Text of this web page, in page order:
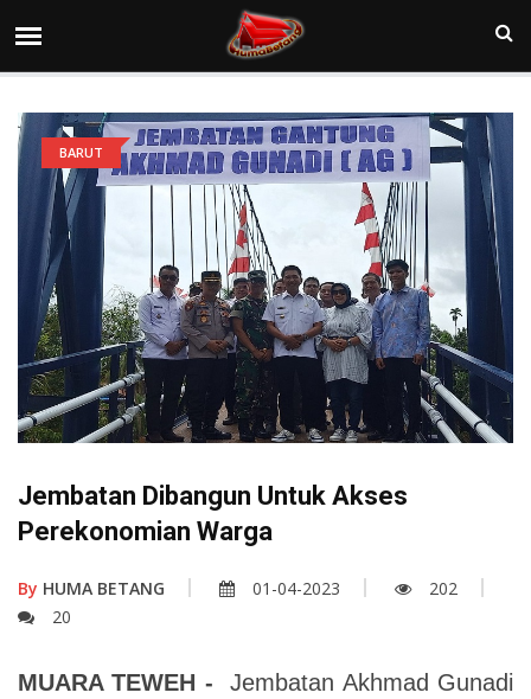
BARUT
Jembatan Dibangun Untuk Akses
Perekonomian Warga
By HUMA BETANG 01-04-2023
202
20
MUARA TEWEH - Jembatan Akhmad Gunadi